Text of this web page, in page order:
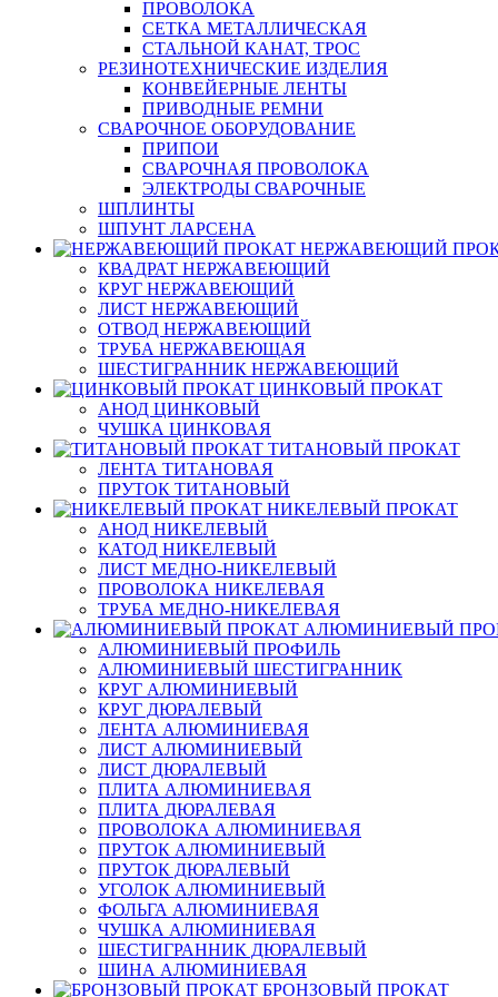
ПРОВОЛОКА
СЕТКА МЕТАЛЛИЧЕСКАЯ
СТАЛЬНОЙ КАНАТ, ТРОС
РЕЗИНОТЕХНИЧЕСКИЕ ИЗДЕЛИЯ
КОНВЕЙЕРНЫЕ ЛЕНТЫ
ПРИВОДНЫЕ РЕМНИ
СВАРОЧНОЕ ОБОРУДОВАНИЕ
ПРИПОИ
СВАРОЧНАЯ ПРОВОЛОКА
ЭЛЕКТРОДЫ СВАРОЧНЫЕ
ШПЛИНТЫ
ШПУНТ ЛАРСЕНА
НЕРЖАВЕЮЩИЙ
КВАДРАТ НЕРЖАВЕЮЩИЙ
КРУГ НЕРЖАВЕЮЩИЙ
ЛИСТ НЕРЖАВЕЮЩИЙ
ОТВОД НЕРЖАВЕЮЩИЙ
ТРУБА НЕРЖАВЕЮЩАЯ
ШЕСТИГРАННИК НЕРЖАВЕЮЩИЙ
ЦИНКОВЫЙ ПРОКАТ
АНОД ЦИНКОВЫЙ
ЧУШКА ЦИНКОВАЯ
ТИТАНОВЫЙ ПРОКАТ
ЛЕНТА ТИТАНОВАЯ
ПРУТОК ТИТАНОВЫЙ
НИКЕЛЕВЫЙ ПРОКАТ
АНОД НИКЕЛЕВЫЙ
КАТОД НИКЕЛЕВЫЙ
ЛИСТ МЕДНО-НИКЕЛЕВЫЙ
ПРОВОЛОКА НИКЕЛЕВАЯ
ТРУБА МЕДНО-НИКЕЛЕВАЯ
АЛЮМИНИЕВЫЙ
АЛЮМИНИЕВЫЙ ПРОФИЛЬ
АЛЮМИНИЕВЫЙ ШЕСТИГРАННИК
КРУГ АЛЮМИНИЕВЫЙ
КРУГ ДЮРАЛЕВЫЙ
ЛЕНТА АЛЮМИНИЕВАЯ
ЛИСТ АЛЮМИНИЕВЫЙ
ЛИСТ ДЮРАЛЕВЫЙ
ПЛИТА АЛЮМИНИЕВАЯ
ПЛИТА ДЮРАЛЕВАЯ
ПРОВОЛОКА АЛЮМИНИЕВАЯ
ПРУТОК АЛЮМИНИЕВЫЙ
ПРУТОК ДЮРАЛЕВЫЙ
УГОЛОК АЛЮМИНИЕВЫЙ
ФОЛЬГА АЛЮМИНИЕВАЯ
ЧУШКА АЛЮМИНИЕВАЯ
ШЕСТИГРАННИК ДЮРАЛЕВЫЙ
ШИНА АЛЮМИНИЕВАЯ
БРОНЗОВЫЙ ПРОКАТ